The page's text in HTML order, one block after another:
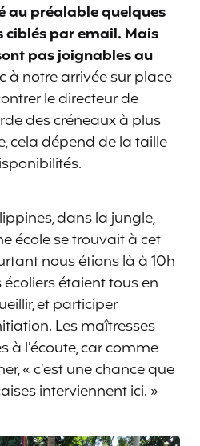
au préalable quelques
ciblés par email. Mais
pas joignables au
à notre arrivée sur place
le directeur de
des créneaux à plus
cela dépend de la taille
dans la jungle,
école se trouvait à cet
nous étions là à 10h
écoliers étaient tous en
et participer
Les maîtresses
à l’écoute, car comme
« c’est une chance que
interviennent ici. »